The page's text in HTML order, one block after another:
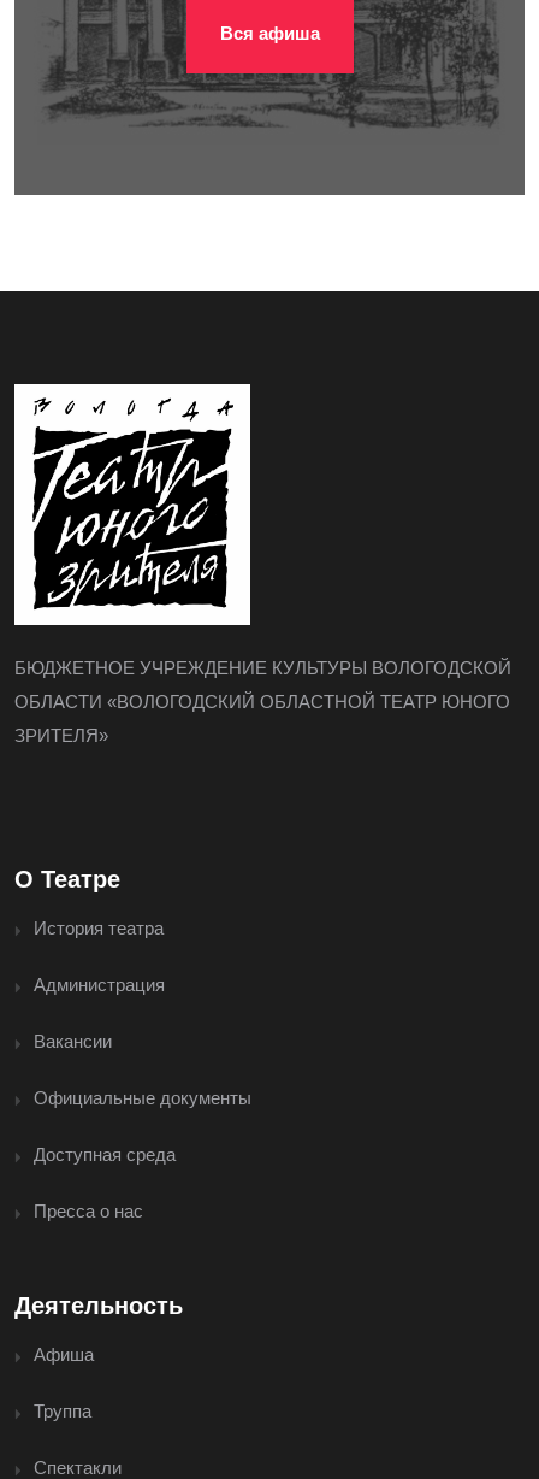
Вся афиша
БЮДЖЕТНОЕ УЧРЕЖДЕНИЕ КУЛЬТУРЫ ВОЛОГОДСКОЙ
ОБЛАСТИ «ВОЛОГОДСКИЙ ОБЛАСТНОЙ ТЕАТР ЮНОГО
ЗРИТЕЛЯ»
О Театре
История театра
Администрация
Вакансии
Официальные документы
Доступная среда
Пресса о нас
Деятельность
Афиша
Труппа
Спектакли